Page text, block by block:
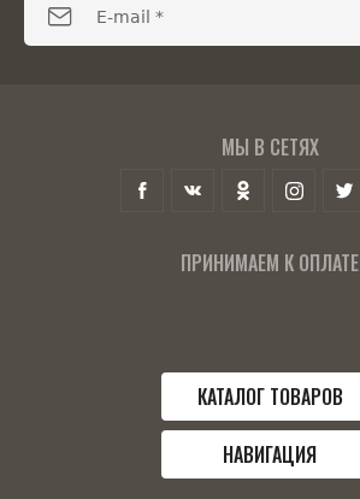
МЫ В СЕТЯХ
ПРИНИМАЕМ К ОПЛАТЕ
КАТАЛОГ ТОВАРОВ
НАВИГАЦИЯ